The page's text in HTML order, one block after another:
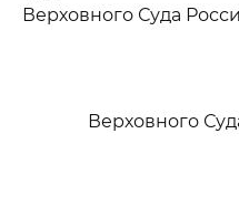
Верховного Суда
Верховного